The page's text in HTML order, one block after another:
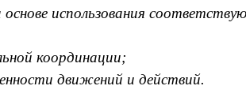
использования
координации;
движений и действий.